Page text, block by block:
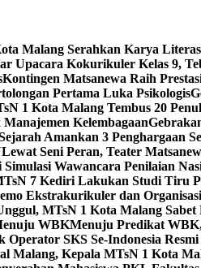
Malang Serahkan Karya
Upacara Kokurikuler Kelas 9,
Kontingen Matsanewa Raih
Pertama Luka Psikologis
1 Kota Malang Tembus 20
Kelembagaan
Amankan 3 Penghargaan
Lewat Seni Peran, Teater
Wawancara Penilaian
7 Kediri Lakukan Studi Tiru
Ekstrakurikuler dan
MTsN 1 Kota Malang
WBKMenuju Predikat
SKS Se-Indonesia
Malang, Kepala MTsN 1 Kota